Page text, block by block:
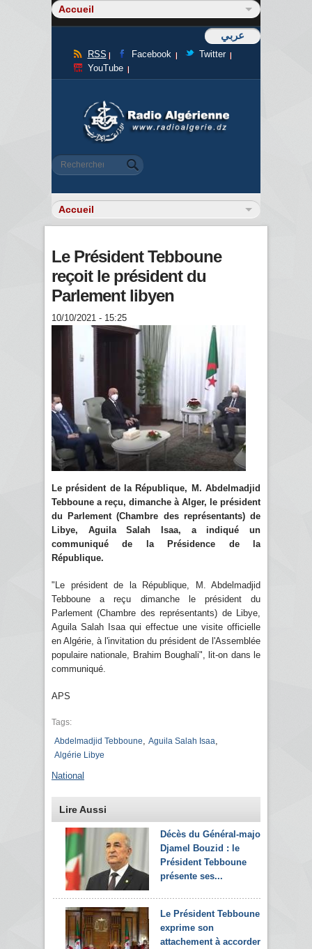
عربي
RSS Facebook
Twitter
YouTube
Formulaire de recherche
Rechercher
Le Président Tebboune
reçoit le président du
Parlement libyen
10/10/2021 - 15:25
Le président de la République, M. Abdelmadjid
Tebboune a reçu, dimanche à Alger, le président
du Parlement (Chambre des représentants) de
Libye, Aguila Salah Isaa, a indiqué un
communiqué de la Présidence de la
République.
"Le président de la République, M. Abdelmadjid
Tebboune a reçu dimanche le président du
Parlement (Chambre des représentants) de Libye,
Aguila Salah Isaa qui effectue une visite officielle
en Algérie, à l'invitation du président de l'Assemblée
populaire nationale, Brahim Boughali", lit-on dans le
communiqué.
APS
Tags:
Abdelmadjid Tebboune
Aguila Salah Isaa
Algérie Libye
National
Lire Aussi
Décès du Général-major
Djamel Bouzid : le
Président Tebboune
présente ses...
Le Président Tebboune
exprime son
attachement à accorder